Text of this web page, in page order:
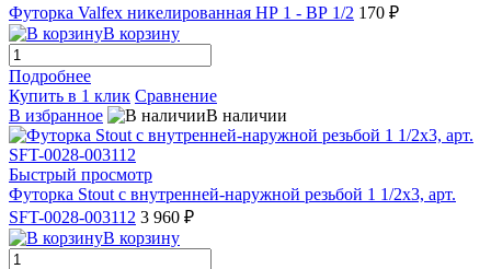
Футорка Valfex никелированная НР 1 - ВР 1/2 170 ₽
В корзину
Подробнее
Купить в 1 клик Сравнение
В избранное
В наличии
Быстрый просмотр
Футорка Stout с внутренней-наружной резьбой 1 1/2х3, арт.
SFT-0028-003112 3 960 ₽
В корзину